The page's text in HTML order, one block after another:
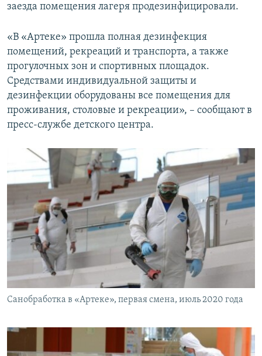
заезда помещения лагеря продезинфицировали.
«В «Артеке» прошла полная дезинфекция
помещений, рекреаций и транспорта, а также
прогулочных зон и спортивных площадок.
Средствами индивидуальной защиты и
дезинфекции оборудованы все помещения для
проживания, столовые и рекреации», – сообщают в
пресс-службе детского центра.
Санобработка в «Артеке», первая смена, июль 2020 года